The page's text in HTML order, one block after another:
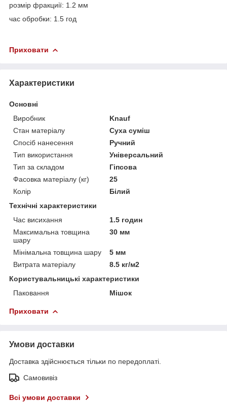
розмір фракциії: 1.2 мм
час обробки: 1.5 год
Приховати
Характеристики
Основні
Виробник
Knauf
Стан матеріалу
Суха суміш
Спосіб нанесення
Ручний
Тип використання
Універсальний
Тип за складом
Гіпсова
Фасовка матеріалу (кг)
25
Колір
Білий
Технічні характеристики
Час висихання
1.5 годин
Максимальна товщина
шару
30 мм
Мінімальна товщина шару
5 мм
Витрата матеріалу
8.5 кг/м2
Користувальницькі характеристики
Паковання
Мішок
Приховати
Умови доставки
Доставка здійснюється тільки по передоплаті.
Самовивіз
Всі умови доставки